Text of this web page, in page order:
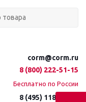
corm@corm.ru
8 (800) 222-51-15
Бесплатно по России
8 (495) 118-61-16